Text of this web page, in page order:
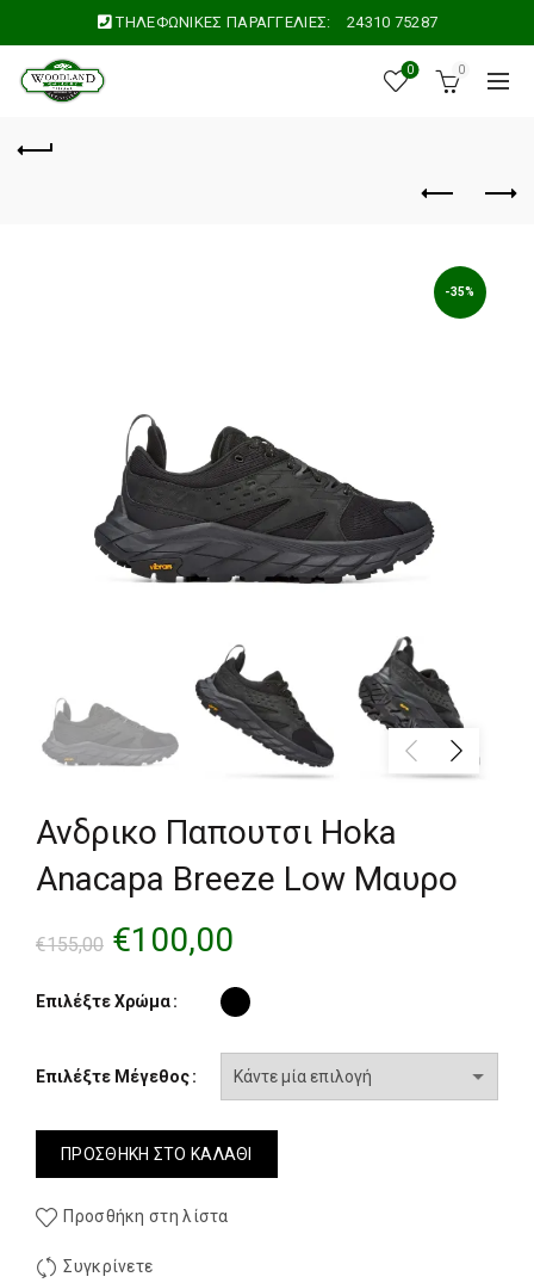
ΤΗΛΕΦΩΝΙΚΕΣ ΠΑΡΑΓΓΕΛΙΕΣ: 24310 75287
0 0
-35%
Ανδρικο Παπουτσι Hoka
Anacapa Breeze Low Μαυρο
€155,00 Original
price
€155,00.
€100,00
τρέχουσα
τιμή
είναι:
€100,00.
Επιλέξτε Χρώμα
Επιλέξτε Μέγεθος
ΠΡΟΣΘΉΚΗ ΣΤΟ ΚΑΛΆΘΙ
Προσθήκη στη λίστα
Συγκρίνετε